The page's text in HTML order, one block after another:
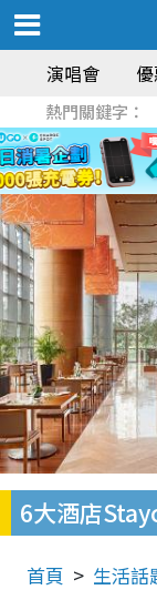
演唱會
熱門關鍵字：
6大酒店
首頁 生活話